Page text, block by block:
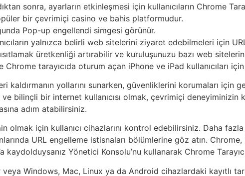
sonra, ayarların etkinleşmesi için kullanıcıların Chrome
bir çevrimiçi casino ve bahis platformudur.
Pop-up engellendi simgesi görünür.
yalnızca belirli web sitelerini ziyaret edebilmeleri için
üretkenliği artırabilir ve kuruluşunuzu bazı web
tarayıcıda oturum açan iPhone ve iPad kullanıcıları
kaldırmanın yollarını sunarken, güvenliklerini korumaları için
bilinçli bir internet kullanıcısı olmak, çevrimiçi deneyiminizin
adım atabilirsiniz.
olmak için kullanıcı cihazlarını kontrol edebilirsiniz. Daha
URL engelleme istisnaları bölümlerine göz atın. Chrome,
kaydolduysanız Yönetici Konsolu’nu kullanarak Chrome
Windows, Mac, Linux ya da Android cihazlardaki kayıtlı